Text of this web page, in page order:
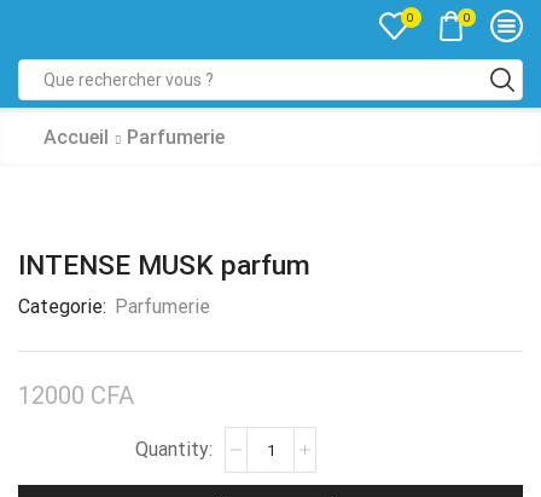
0 0
Accueil Parfumerie
INTENSE MUSK parfum
Categorie: Parfumerie
12000 CFA